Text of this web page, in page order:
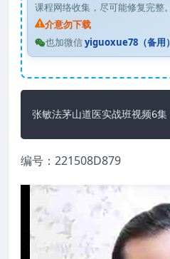
课程网络收集，尽可能修复完整。
介意勿下载
也加微信yiguoxue78（备用）
张敏法茅山道医实战班视频6集
编号：221508D879